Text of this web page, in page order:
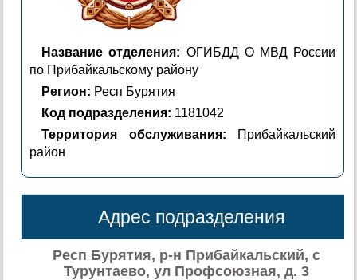
Название отделения: ОГИБДД О МВД России
по Прибайкальскому району
Регион: Респ Бурятия
Код подразделения: 1181042
Территория обслуживания: Прибайкальский
район
Адрес подразделения
Респ Бурятия, р-н Прибайкальский, с
Турунтаево, ул Профсоюзная, д. 3